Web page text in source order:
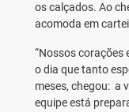
os calçados. Ao
acomoda em
“Nossos corações
o dia que tanto
meses, chegou: a
equipe está